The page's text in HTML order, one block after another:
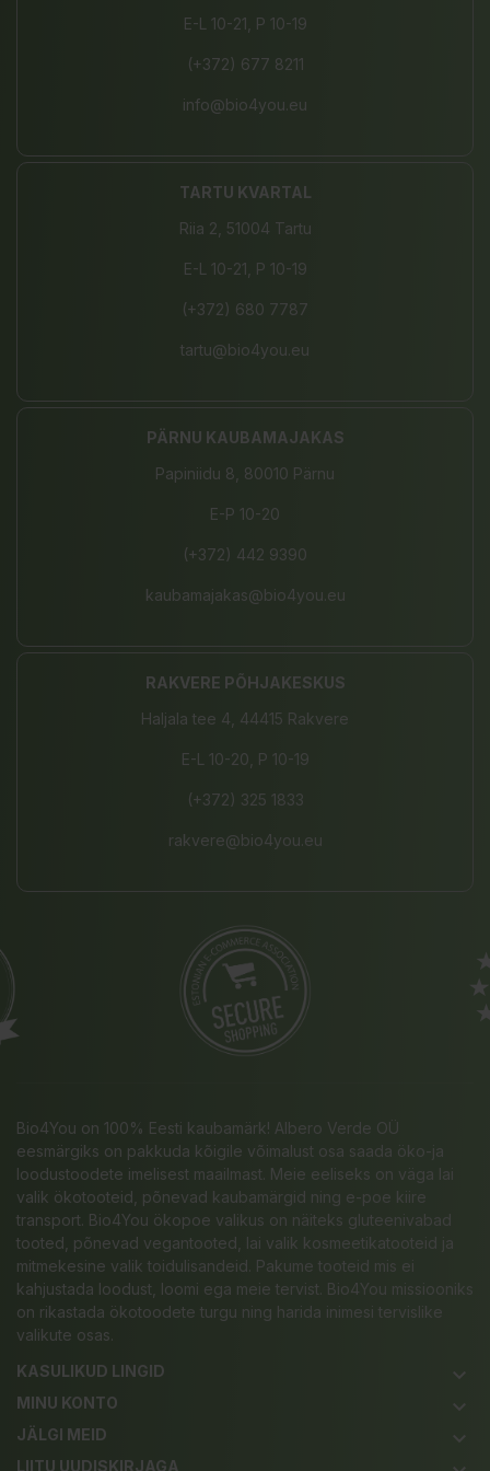
E-L 10-21, P 10-19
(+372) 677 8211
info@bio4you.eu
TARTU KVARTAL
Riia 2, 51004 Tartu
E-L 10-21, P 10-19
(+372) 680 7787
tartu@bio4you.eu
PÄRNU KAUBAMAJAKAS
Papiniidu 8, 80010 Pärnu
E-P 10-20
(+372) 442 9390
kaubamajakas@bio4you.eu
RAKVERE PÕHJAKESKUS
Haljala tee 4, 44415 Rakvere
E-L 10-20, P 10-19
(+372) 325 1833
rakvere@bio4you.eu
Bio4You on 100% Eesti kaubamärk! Albero Verde OÜ
eesmärgiks on pakkuda kõigile võimalust osa saada öko-ja
loodustoodete imelisest maailmast. Meie eeliseks on väga lai
valik ökotooteid, põnevad kaubamärgid ning e-poe kiire
transport. Bio4You ökopoe valikus on näiteks gluteenivabad
tooted, põnevad vegantooted, lai valik kosmeetikatooteid ja
mitmekesine valik toidulisandeid. Pakume tooteid mis ei
kahjustada loodust, loomi ega meie tervist. Bio4You missiooniks
on rikastada ökotoodete turgu ning harida inimesi tervislike
valikute osas.
KASULIKUD LINGID
keyboard_arrow_down
MINU KONTO keyboard_arrow_down
JÄLGI MEID keyboard_arrow_down
LIITU UUDISKIRJAGA